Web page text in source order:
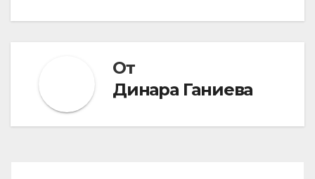
От
Динара Ганиева